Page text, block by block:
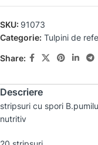
SKU: 91073
Categorie: Tulpini de
Share:
Descriere
stripsuri cu spori
nutritiv